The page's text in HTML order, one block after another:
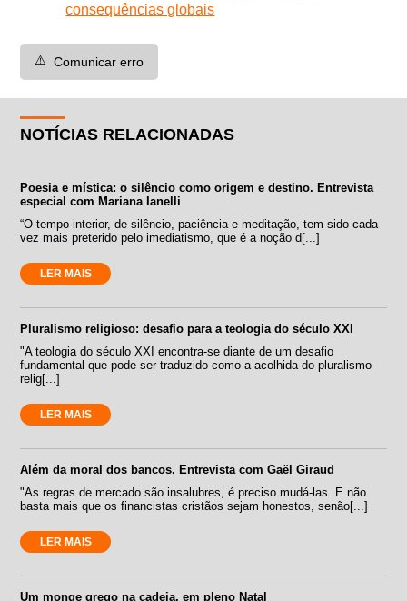
consequências globais
⚠️ Comunicar erro
NOTÍCIAS RELACIONADAS
Poesia e mística: o silêncio como origem e destino. Entrevista
especial com Mariana Ianelli
“O tempo interior, de silêncio, paciência e meditação, tem sido cada
vez mais preterido pelo imediatismo, que é a noção d[...]
LER MAIS
Pluralismo religioso: desafio para a teologia do século XXI
"A teologia do século XXI encontra-se diante de um desafio
fundamental que pode ser traduzido como a acolhida do pluralismo
relig[...]
LER MAIS
Além da moral dos bancos. Entrevista com Gaël Giraud
"As regras de mercado são insalubres, é preciso mudá-las. E não
basta mais que os financistas cristãos sejam honestos, senão[...]
LER MAIS
Um monge grego na cadeia, em pleno Natal